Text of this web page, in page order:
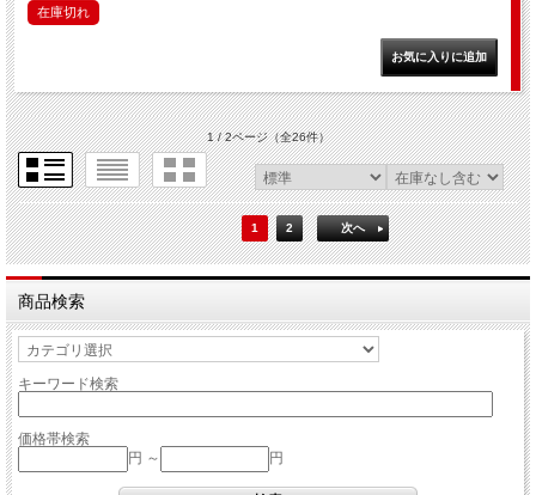
在庫切れ
1 / 2ページ（全26件）
1 2 次へ
商品検索
キーワード検索
価格帯検索
円 ～
円